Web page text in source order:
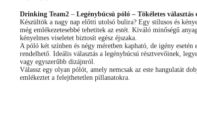
Drinking Team2 – Legénybúcsú póló – Tökéletes választás
Készültök a nagy nap előtti utolsó bulira? Egy stílusos és
még emlékezetesebbé tehetitek az estét. Kiváló minőségű
kényelmes viseletet biztosít egész éjszaka.
A póló két színben és négy méretben kapható, de igény esetén
rendelhető. Ideális választás a legénybúcsú résztvevőinek,
vagy egyszerűbb dizájnról.
Válassz egy olyan pólót, amely nemcsak az este hangulatát
emlékeztet a felejthetetlen pillanatokra.